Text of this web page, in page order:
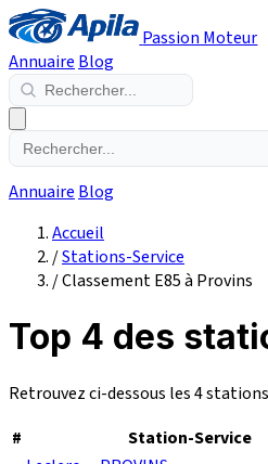
Passion Moteur
Annuaire Blog
Annuaire Blog
Accueil
/Stations-Service
/Classement E85 à Provins
Top 4 des
Retrouvez ci-dessous les 4
#
Station-Service